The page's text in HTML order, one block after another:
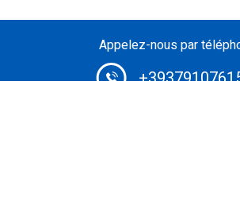
Appelez-nous par